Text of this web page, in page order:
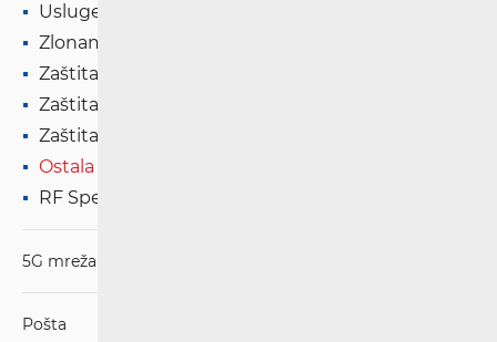
Usluge s posebnom tarifom
Zlonamjerne i neželjene EK
Zaštita prava osoba s invaliditetom
Zaštita djece na internetu
Zaštita od prekomjerne potrošnje
Ostala pitanja
RF Spektar
5G mreža
Pošta